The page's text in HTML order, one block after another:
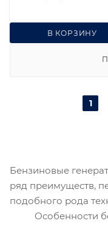
В КОРЗИНУ
1
Бензиновые
ряд преимуществ,
подобного рода
Особенности